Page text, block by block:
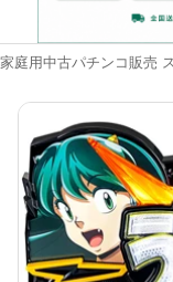
家庭用中古パチンコ販売